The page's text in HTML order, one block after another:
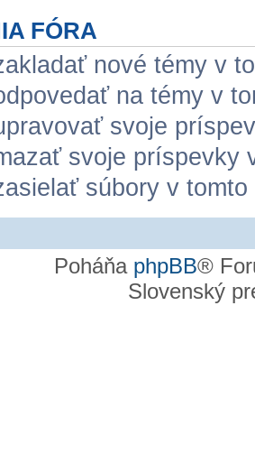
FÓRA
nové témy v
na témy v
svoje
svoje príspevky
súbory v tomto
Poháňa phpBB®
Slovenský